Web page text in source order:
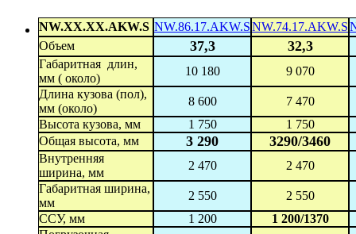
NW.XX.XX.AKW.S NW.86.17.AKW.SNW.74.17.AKW.S
Объем
37,3 32,3
Габаритная длин,
мм ( около)
10 180
9 070
Длина кузова (пол),
мм (около)
8 600
7 470
Высота кузова, мм
1 750
1 750
Общая высота, мм
3 290 3290/3460
Внутренняя
ширина, мм
2 470
2 470
Габаритная ширина,
мм
2 550
2 550
ССУ, мм
1 200
1 200/1370